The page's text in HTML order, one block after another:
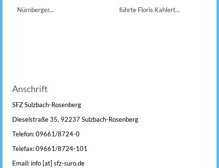
Nürnberger...
führte Floris Kahlert...
Anschrift
SFZ Sulzbach-Rosenberg
Dieselstraße 35, 92237 Sulzbach-Rosenberg
Telefon: 09661/8724-0
Telefax: 09661/8724-101
Email: info [at] sfz-suro.de